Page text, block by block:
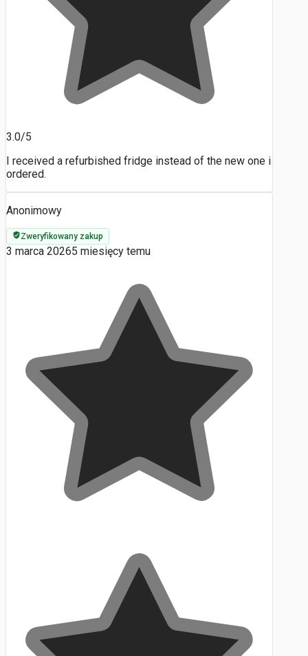
3.0/5
I received a refurbished fridge instead of the new one i
ordered.
Anonimowy
Zweryfikowany zakup
3 marca 20265 miesięcy temu